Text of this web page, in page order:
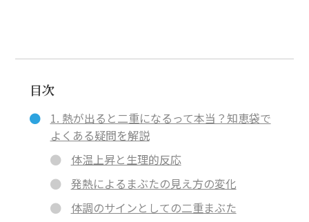
目次
1. 熱が出ると二重になるって本当？知恵袋で
よくある疑問を解説
体温上昇と生理的反応
発熱によるまぶたの見え方の変化
体調のサインとしての二重まぶた